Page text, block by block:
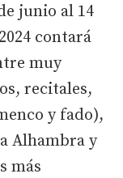
junio al 14
contará
muy
recitales,
y fado),
Alhambra y
más